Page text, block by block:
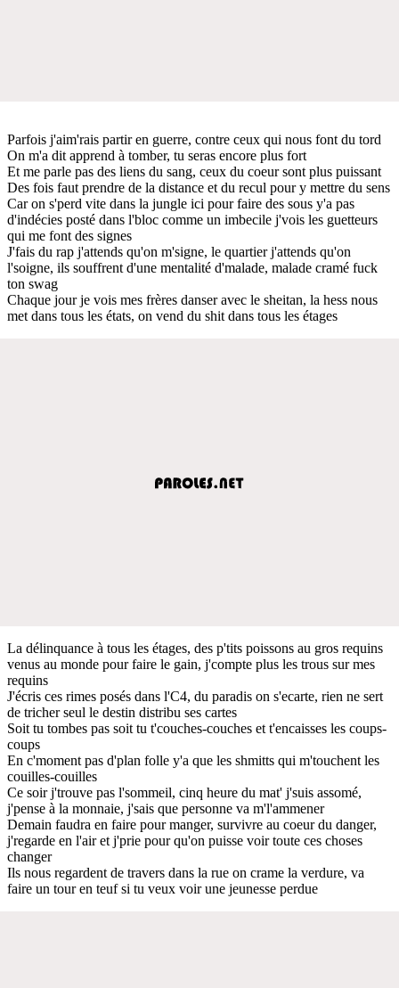
Parfois j'aim'rais partir en guerre, contre ceux qui nous font du tord
On m'a dit apprend à tomber, tu seras encore plus fort
Et me parle pas des liens du sang, ceux du coeur sont plus puissant
Des fois faut prendre de la distance et du recul pour y mettre du sens
Car on s'perd vite dans la jungle ici pour faire des sous y'a pas
d'indécies posté dans l'bloc comme un imbecile j'vois les guetteurs
qui me font des signes
J'fais du rap j'attends qu'on m'signe, le quartier j'attends qu'on
l'soigne, ils souffrent d'une mentalité d'malade, malade cramé fuck
ton swag
Chaque jour je vois mes frères danser avec le sheitan, la hess nous
met dans tous les états, on vend du shit dans tous les étages
La délinquance à tous les étages, des p'tits poissons au gros requins
venus au monde pour faire le gain, j'compte plus les trous sur mes
requins
J'écris ces rimes posés dans l'C4, du paradis on s'ecarte, rien ne sert
de tricher seul le destin distribu ses cartes
Soit tu tombes pas soit tu t'couches-couches et t'encaisses les coups-
coups
En c'moment pas d'plan folle y'a que les shmitts qui m'touchent les
couilles-couilles
Ce soir j'trouve pas l'sommeil, cinq heure du mat' j'suis assomé,
j'pense à la monnaie, j'sais que personne va m'l'ammener
Demain faudra en faire pour manger, survivre au coeur du danger,
j'regarde en l'air et j'prie pour qu'on puisse voir toute ces choses
changer
Ils nous regardent de travers dans la rue on crame la verdure, va
faire un tour en teuf si tu veux voir une jeunesse perdue